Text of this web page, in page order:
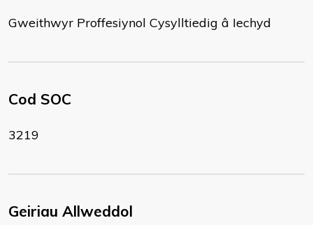
Gweithwyr Proffesiynol Cysylltiedig â Iechyd
Cod SOC
3219
Geiriau Allweddol